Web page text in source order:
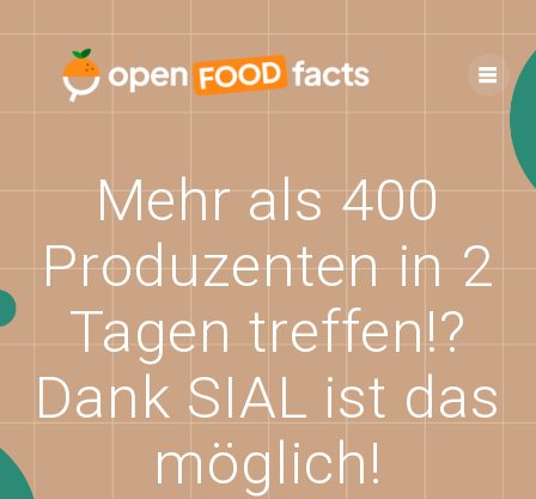
to
content
Mehr als 400
Produzenten in 2
Tagen treffen!?
Dank SIAL ist das
möglich!